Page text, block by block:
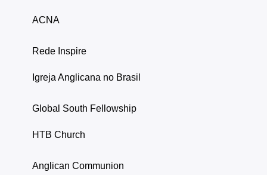
ACNA
Rede Inspire
Igreja Anglicana no Brasil
Global South Fellowship
HTB Church
Anglican Communion